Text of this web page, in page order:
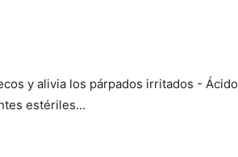
y alivia los párpados irritados - Ácido
estériles...